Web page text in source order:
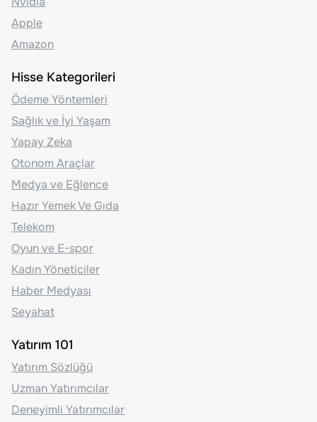
Apple
Amazon
Hisse Kategorileri
Ödeme Yöntemleri
Sağlık ve İyi Yaşam
Yapay Zeka
Otonom Araçlar
Medya ve Eğlence
Hazır Yemek Ve Gıda
Telekom
Oyun ve E-spor
Kadın Yöneticiler
Haber Medyası
Seyahat
Yatırım 101
Yatırım Sözlüğü
Uzman Yatırımcılar
Deneyimli Yatırımcılar